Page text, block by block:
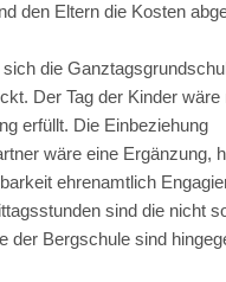
den Eltern die Kosten
die
Der Tag der Kinder wäre
erfüllt. Die Einbeziehung
wäre eine Ergänzung,
ehrenamtlich
sind die nicht
der Bergschule sind